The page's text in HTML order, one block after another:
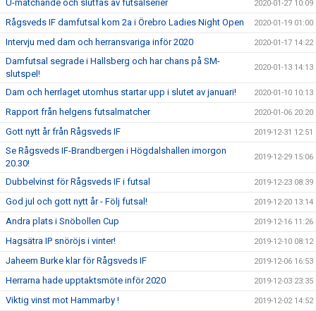
U-matchande och slutfas av futsalserier 2020-01-27 10:09
Rågsveds IF damfutsal kom 2a i Örebro Ladies Night Open 2020-01-19 01:00
Intervju med dam och herransvariga inför 2020 2020-01-17 14:22
Damfutsal segrade i Hallsberg och har chans på SM-
slutspel!
2020-01-13 14:13
Dam och herrlaget utomhus startar upp i slutet av januari! 2020-01-10 10:13
Rapport från helgens futsalmatcher 2020-01-06 20:20
Gott nytt år från Rågsveds IF 2019-12-31 12:51
Se Rågsveds IF-Brandbergen i Högdalshallen imorgon
20.30!
2019-12-29 15:06
Dubbelvinst för Rågsveds IF i futsal 2019-12-23 08:39
God jul och gott nytt år - Följ futsal! 2019-12-20 13:14
Andra plats i Snöbollen Cup 2019-12-16 11:26
Hagsätra IP snöröjs i vinter! 2019-12-10 08:12
Jaheem Burke klar för Rågsveds IF 2019-12-06 16:53
Herrarna hade upptaktsmöte inför 2020 2019-12-03 23:35
Viktig vinst mot Hammarby ! 2019-12-02 14:52